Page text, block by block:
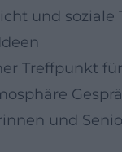
und soziale
Treffpunkt
und